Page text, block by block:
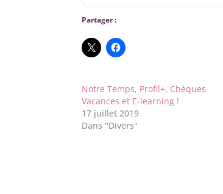
Partager :
Notre Temps, Profil+, Chèques
Vacances et E-learning !
17 juillet 2019
Dans "Divers"